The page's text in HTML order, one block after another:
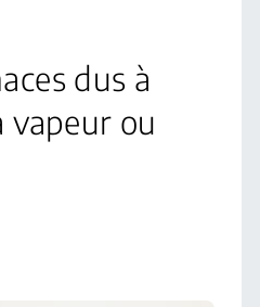
dus à
ou